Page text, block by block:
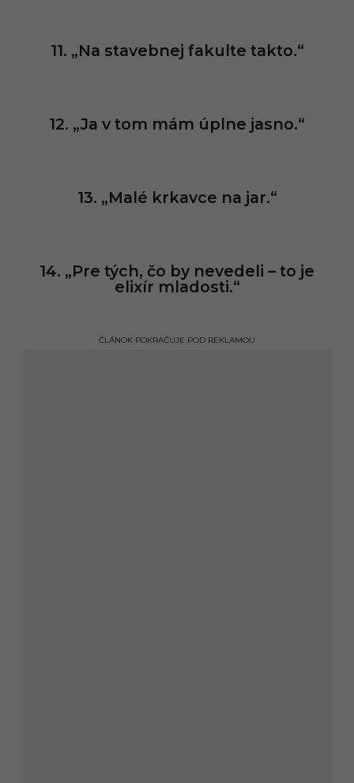
11. „Na stavebnej fakulte takto.“
12. „Ja v tom mám úplne jasno.“
13. „Malé krkavce na jar.“
14. „Pre tých, čo by nevedeli – to je
elixír mladosti.“
ČLÁNOK POKRAČUJE POD REKLAMOU